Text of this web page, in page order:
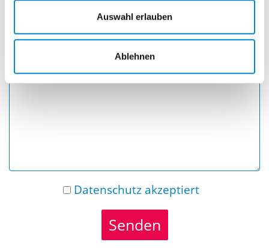
Auswahl erlauben
Ablehnen
Datenschutzakzeptiert
Senden